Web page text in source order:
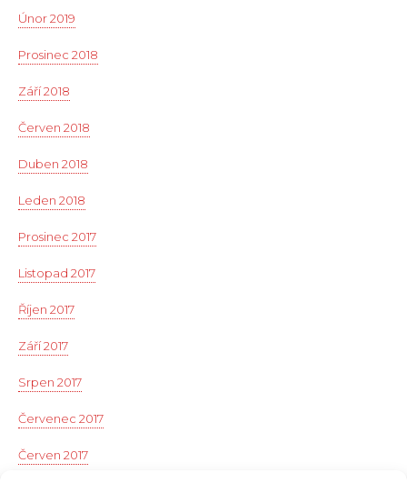
Únor 2019
Prosinec 2018
Září 2018
Červen 2018
Duben 2018
Leden 2018
Prosinec 2017
Listopad 2017
Říjen 2017
Září 2017
Srpen 2017
Červenec 2017
Červen 2017